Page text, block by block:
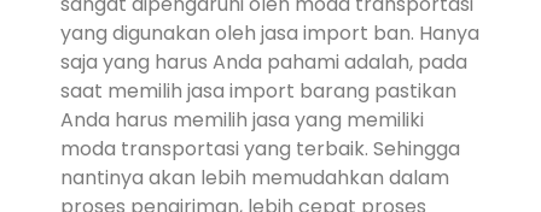
yang digunakan oleh jasa import ban. Hanya
saja yang harus Anda pahami adalah, pada
saat memilih jasa import barang pastikan
Anda harus memilih jasa yang memiliki
moda transportasi yang terbaik. Sehingga
nantinya akan lebih memudahkan dalam
proses pengiriman, lebih cepat proses